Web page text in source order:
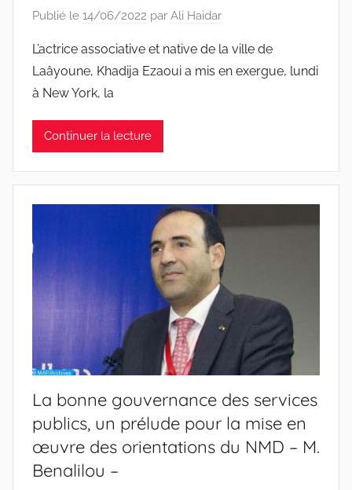
Publié le 14/06/2022 par Ali Haidar
L’actrice associative et native de la ville de
Laâyoune, Khadija Ezaoui a mis en exergue, lundi
à New York, la
Continuer la lecture
La bonne gouvernance des services
publics, un prélude pour la mise en
œuvre des orientations du NMD – M.
Benalilou –